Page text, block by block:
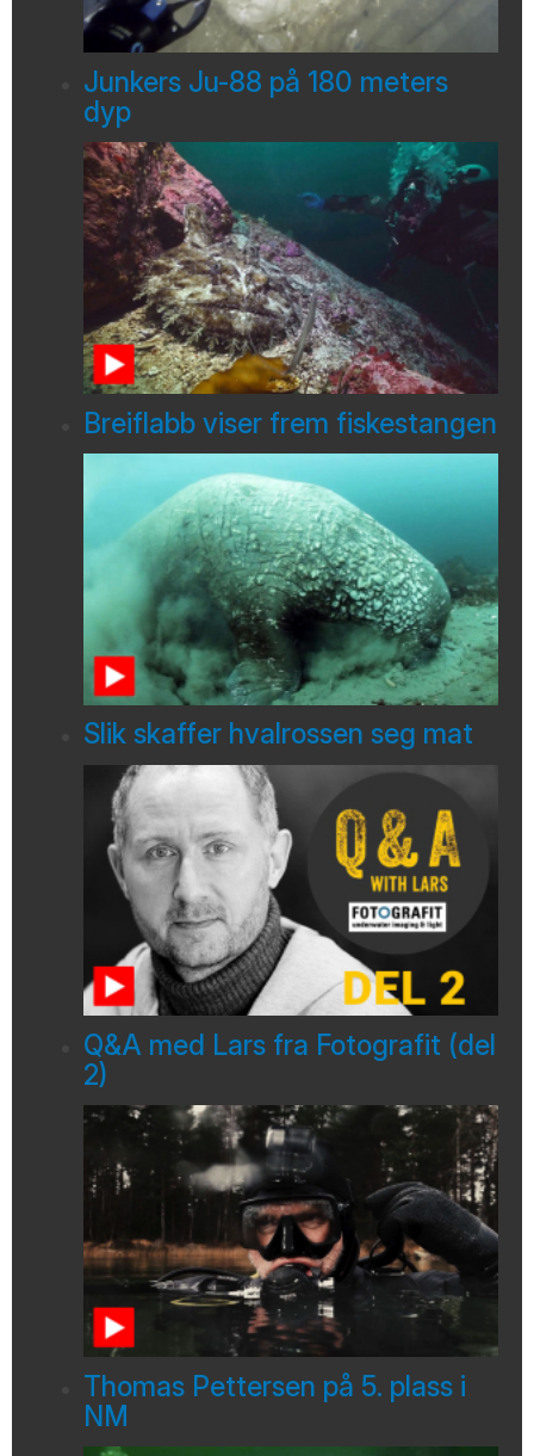
Junkers Ju-88 på 180 meters
dyp
Breiflabb viser frem fiskestangen
Slik skaffer hvalrossen seg mat
Q&A med Lars fra Fotografit (del
2)
Thomas Pettersen på 5. plass i
NM